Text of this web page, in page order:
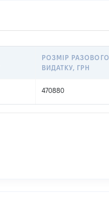
РОЗМІР РАЗОВОГО
ВИДАТКУ, ГРН
470880